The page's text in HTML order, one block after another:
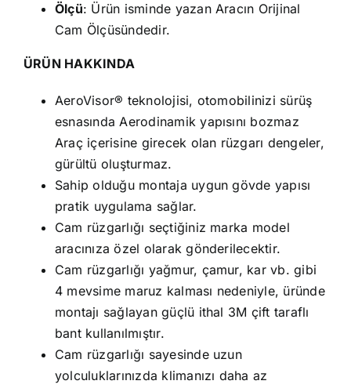
Ölçü: Ürün isminde yazan Aracın Orijinal
Cam Ölçüsündedir.
ÜRÜN HAKKINDA
AeroVisor® teknolojisi, otomobilinizi sürüş
esnasında Aerodinamik yapısını bozmaz
Araç içerisine girecek olan rüzgarı dengeler,
gürültü oluşturmaz.
Sahip olduğu montaja uygun gövde yapısı
pratik uygulama sağlar.
Cam rüzgarlığı seçtiğiniz marka model
aracınıza özel olarak gönderilecektir.
Cam rüzgarlığı yağmur, çamur, kar vb. gibi
4 mevsime maruz kalması nedeniyle, üründe
montajı sağlayan güçlü ithal 3M çift taraflı
bant kullanılmıştır.
Cam rüzgarlığı sayesinde uzun
yolculuklarınızda klimanızı daha az